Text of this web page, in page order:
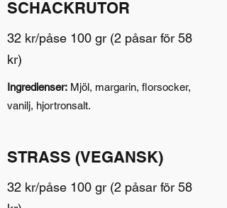
SCHACKRUTOR
32 kr/påse 100 gr (2 påsar för 58
kr)
Ingredienser: Mjöl, margarin, florsocker,
vanilj, hjortronsalt.
STRASS (VEGANSK)
32 kr/påse 100 gr (2 påsar för 58